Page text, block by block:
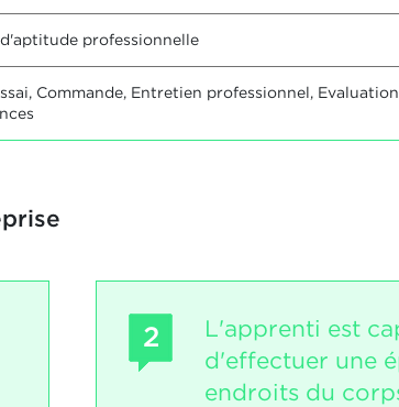
professionnelle
Commande, Entretien professionnel,
2
L'apprenti est
d'effectuer une
endroits du